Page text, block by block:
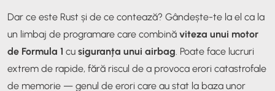
Dar ce este Rust și de ce contează? Gândește-te la el ca la
un limbaj de programare care combină viteza unui motor
de Formula 1 cu siguranța unui airbag . Poate face lucruri
extrem de rapide, fără riscul de a provoca erori catastrofale
de memorie — genul de erori care au stat la baza unor